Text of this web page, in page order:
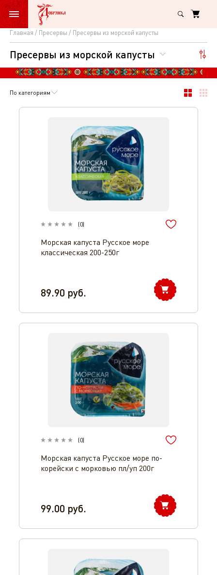
Главная Пресервы Пресервы из морской капусты
Пресервы
из
морской
капусты
Пресервы из морской капусты
По категориям
(0)
Морская капуста Русское море
классическая 200-250г
89.90 руб.
(0)
Морская капуста Русское море по-
корейски с морковью пл/уп 200г
99.00 руб.